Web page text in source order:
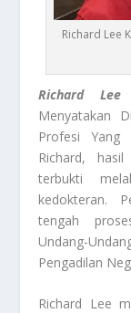
Richard Lee
Richard Lee
Menyatakan
Profesi Yang
Richard,
terbukti
kedokteran.
tengah
Undang-
Pengadilan
Richard Lee